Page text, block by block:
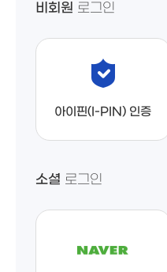
비회원 로그인
아이핀(I-PIN) 인증
소셜 로그인